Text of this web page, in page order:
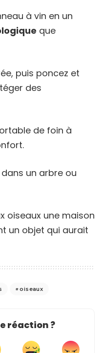
à vin en un
que
puis poncez et
des
de foin à
un arbre ou
oiseaux une maison
un objet qui aurait
oiseaux
réaction ?